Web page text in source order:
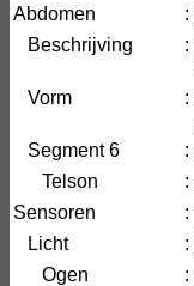
Abdomen :
Beschrijving :
Vorm :
Segment 6 :
Telson :
Sensoren :
Licht :
Ogen :